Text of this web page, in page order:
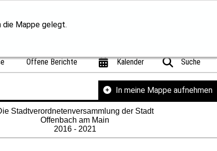
Offene Berichte Kalender Suche
die Mappe gelegt.
In meine Mappe aufnehmen
Stadtverordnetenversammlung der Stadt
Offenbach am Main
2016 - 2021